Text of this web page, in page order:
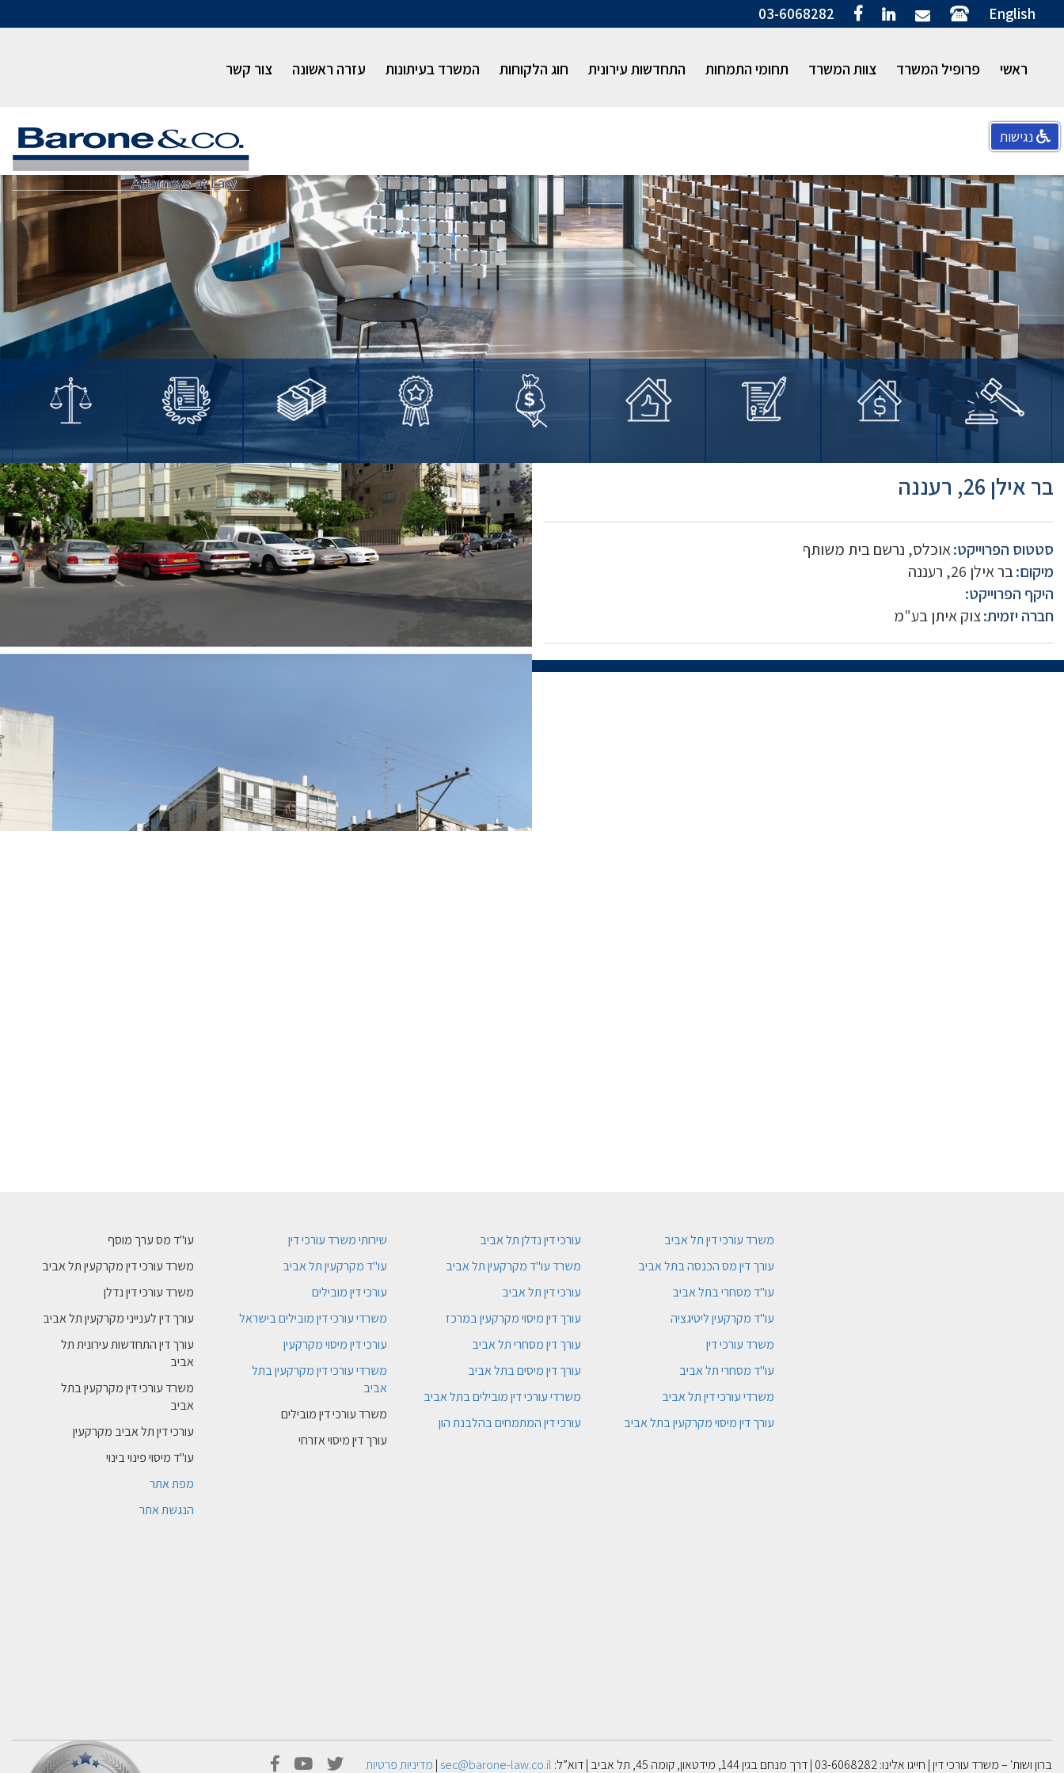
English
03-6068282
ראשי פרופיל המשרד צוות המשרד תחומי התמחות התחדשות עירונית חוג הלקוחות המשרד בעיתונות עזרה ראשונה צור קשר
בר אילן 26, רעננה
סטטוס הפרוייקט:אוכלס, נרשם בית משותף
מיקום:בר אילן 26, רעננה
היקף הפרוייקט:
חברה יזמית:צוק איתן בע"מ
משרד עורכי דין תל אביב
עורך דין מס הכנסה בתל אביב
עו"ד מסחרי בתל אביב
עו"ד מקרקעין ליטיגציה
משרד עורכי דין
עו"ד מסחרי תל אביב
משרדי עורכי דין תל אביב
עורך דין מיסוי מקרקעין בתל אביב
עורכי דין נדלן תל אביב
משרד עו"ד מקרקעין תל אביב
עורכי דין תל אביב
עורך דין מיסוי מקרקעין במרכז
עורך דין מסחרי תל אביב
עורך דין מיסים בתל אביב
משרדי עורכי דין מובילים בתל אביב
עורכי דין המתמחים בהלבנת הון
שירותי משרד עורכי דין
עו"ד מקרקעין תל אביב
עורכי דין מובילים
משרדי עורכי דין מובילים בישראל
עורכי דין מיסוי מקרקעין
משרדי עורכי דין מקרקעין בתל
אביב
משרד עורכי דין מובילים
עורך דין מיסוי אזרחי
עו"ד מס ערך מוסף
משרד עורכי דין מקרקעין תל אביב
משרד עורכי דין נדלן
עורך דין לענייני מקרקעין תל אביב
עורך דין התחדשות עירונית תל
אביב
משרד עורכי דין מקרקעין בתל
אביב
עורכי דין תל אביב מקרקעין
עו"ד מיסוי פינוי בינוי
מפת אתר
הנגשת אתר
ברון ושות' – משרד עורכי דין | חייגו אלינו: 03-6068282 | דרך מנחם בגין 144, מידטאון, קומה 45, תל אביב | דוא”ל: sec@barone-law.co.il
| מדיניות פרטיות twitter
youtube
נגישות